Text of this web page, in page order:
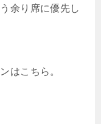
余り席に優先し
はこちら。